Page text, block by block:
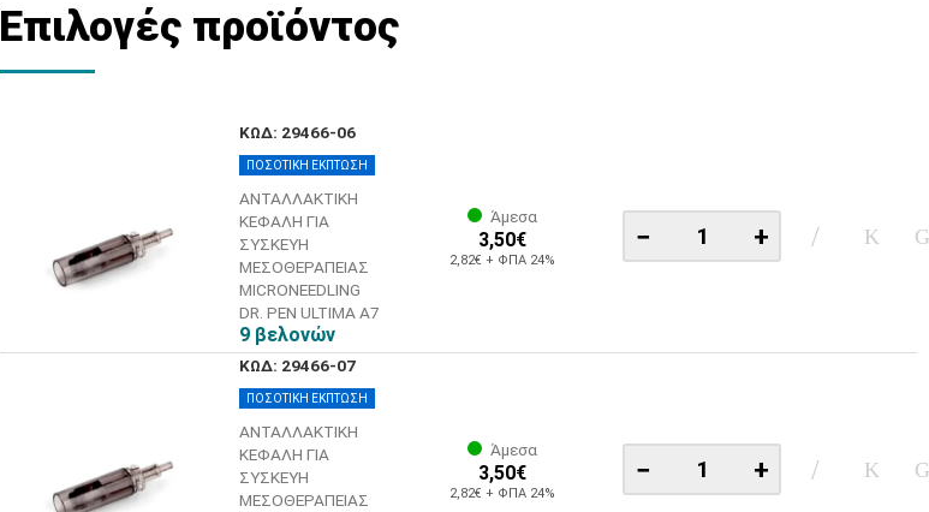
Επιλογές προϊόντος
ΚΩΔ: 29466-06
ΠΟΣΟΤΙΚΗ ΕΚΠΤΩΣΗ
ΑΝΤΑΛΛΑΚΤΙΚΗ
ΚΕΦΑΛΗ ΓΙΑ
ΣΥΣΚΕΥΗ
ΜΕΣΟΘΕΡΑΠΕΙΑΣ
MICRONEEDLING
DR. PEN ULTIMA A7
9 βελονών
Άμεσα
3,50€
2,82€ + ΦΠΑ 24%
− +
ΚΩΔ: 29466-07
ΠΟΣΟΤΙΚΗ ΕΚΠΤΩΣΗ
ΑΝΤΑΛΛΑΚΤΙΚΗ
ΚΕΦΑΛΗ ΓΙΑ
ΣΥΣΚΕΥΗ
ΜΕΣΟΘΕΡΑΠΕΙΑΣ
Άμεσα
3,50€
2,82€ + ΦΠΑ 24%
− +